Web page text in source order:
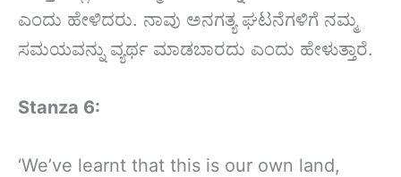
ಎಂದು ಹೇಳಿದರು. ನಾವು ಅನಗತ್ಯ ಘಟನೆಗಳಿಗೆ ನಮ್ಮ
ಸಮಯವನ್ನು ವ್ಯರ್ಥ ಮಾಡಬಾರದು ಎಂದು ಹೇಳುತ್ತಾರೆ.
Stanza 6:
‘We’ve learnt that this is our own land,